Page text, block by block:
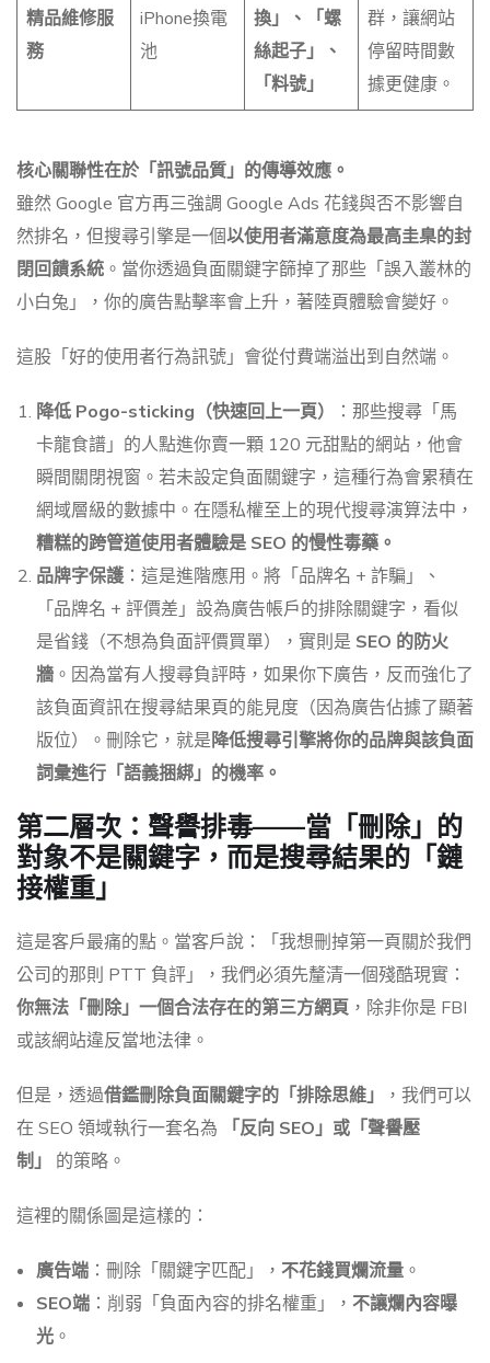
精品維修服
務
iPhone換電
池
換」、「螺
絲起子」、
「料號」
群，讓網站
停留時間數
據更健康。
核心關聯性在於「訊號品質」的傳導效應。
雖然 Google 官方再三強調 Google Ads 花錢與否不影響自
然排名，但搜尋引擎是一個以使用者滿意度為最高圭臬的封
閉回饋系統 。當你透過負面關鍵字篩掉了那些「誤入叢林的
小白兔」，你的廣告點擊率會上升，著陸頁體驗會變好。
這股「好的使用者行為訊號」會從付費端溢出到自然端。
降低 Pogo-sticking（快速回上一頁）
：那些搜尋「馬
卡龍食譜」的人點進你賣一顆 120 元甜點的網站，他會
瞬間關閉視窗。若未設定負面關鍵字，這種行為會累積在
網域層級的數據中。在隱私權至上的現代搜尋演算法中，
糟糕的跨管道使用者體驗是 SEO 的慢性毒藥。
品牌字保護：這是進階應用。將「品牌名 + 詐騙」、
「品牌名 + 評價差」設為廣告帳戶的排除關鍵字，看似
是省錢（不想為負面評價買單），實則是 SEO 的防火
牆 。因為當有人搜尋負評時，如果你下廣告，反而強化了
該負面資訊在搜尋結果頁的能見度（因為廣告佔據了顯著
版位）。刪除它，就是降低搜尋引擎將你的品牌與該負面
詞彙進行「語義捆綁」的機率。
第二層次：聲譽排毒——當「刪除」的
對象不是關鍵字，而是搜尋結果的「鏈
接權重」
這是客戶最痛的點。當客戶說：「我想刪掉第一頁關於我們
公司的那則 PTT 負評」，我們必須先釐清一個殘酷現實：
你無法「刪除」一個合法存在的第三方網頁 ，除非你是 FBI
或該網站違反當地法律。
但是，透過借鑑刪除負面關鍵字的「排除思維」
，我們可以
在 SEO 領域執行一套名為
「反向 SEO」或「聲譽壓
制」
的策略。
這裡的關係圖是這樣的：
廣告端 ：刪除「關鍵字匹配」， 不花錢買爛流量 。
SEO端 ：削弱「負面內容的排名權重」， 不讓爛內容曝
光 。